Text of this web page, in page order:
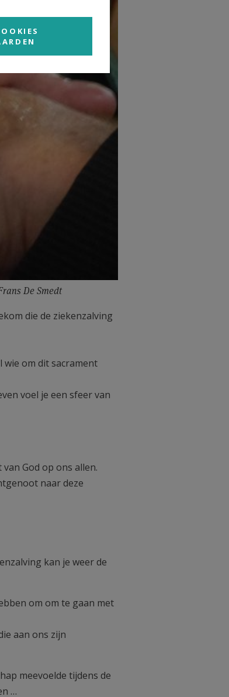
De Smedt
die de ziekenzalving
om dit sacrament
voel je een sfeer van
God op ons allen.
naar deze
kan je weer de
om om te gaan met
aan ons zijn
meevoelde tijdens de
…